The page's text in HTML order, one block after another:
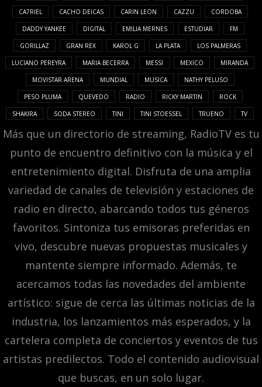
CA7RIEL CACHO DEICAS CARIN LEON CAZZU CORDOBA
DADDY YANKEE DIGITAL EMILIA MERNES ESTUDIAR FM
GORILLAZ GRAN REX KAROL G LA PLATA LOS PALMERAS
LUCIANO PEREYRA MARIA BECERRA MESSI MEXICO MIRANDA
MOVISTAR ARENA MUNDIAL MUSICA NATHY PELUSO
PESO PLUMA QUEVEDO RADIO RICKY MARTIN ROCK
SHAKIRA SODA STEREO TINI TINI STOESSEL TRUENO TV
Más que un directorio de streaming, RadioTV es tu
punto de encuentro definitivo con la música y el
entretenimiento digital. Disfruta de una amplia
variedad de canales de televisión y estaciones de
radio en directo, abarcando todos tus géneros
favoritos. Sintoniza tus emisoras preferidas en
vivo, descubre nuevas propuestas musicales y
mantente siempre informado. Además, te
acercamos todas las novedades del ambiente
artístico: sigue de cerca las últimas noticias de la
industria, los lanzamientos más esperados, y la
cartelera completa de conciertos y eventos de tus
artistas predilectos. Todo el contenido audiovisual
que buscas, en un solo lugar.